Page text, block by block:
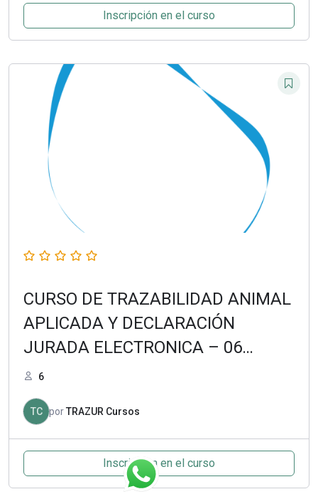
Inscripción en el curso
CURSO DE TRAZABILIDAD ANIMAL
APLICADA Y DECLARACIÓN
JURADA ELECTRONICA – 06
SETIEMBRE 2021
6
TC porTRAZUR Cursos
Inscripción en el curso